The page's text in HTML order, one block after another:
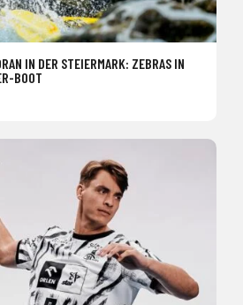
IN DER STEIERMARK: ZEBRAS IN
BOOT